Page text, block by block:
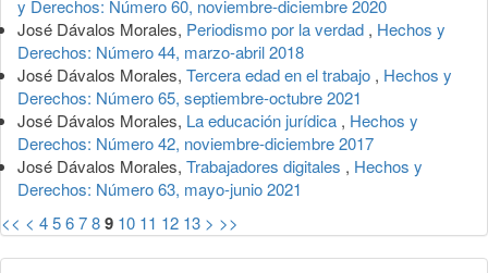
y Derechos: Número 60, noviembre-diciembre 2020
José Dávalos Morales, Periodismo por la verdad , Hechos y
Derechos: Número 44, marzo-abril 2018
José Dávalos Morales, Tercera edad en el trabajo , Hechos y
Derechos: Número 65, septiembre-octubre 2021
José Dávalos Morales, La educación jurídica , Hechos y
Derechos: Número 42, noviembre-diciembre 2017
José Dávalos Morales, Trabajadores digitales , Hechos y
Derechos: Número 63, mayo-junio 2021
<< < 456789 10 11 12 13 > >>